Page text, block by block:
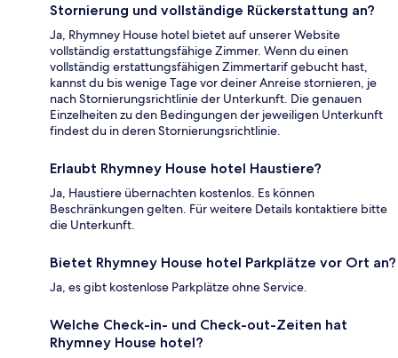
Stornierung und vollständige Rückerstattung an?
Ja, Rhymney House hotel bietet auf unserer Website
vollständig erstattungsfähige Zimmer. Wenn du einen
vollständig erstattungsfähigen Zimmertarif gebucht hast,
kannst du bis wenige Tage vor deiner Anreise stornieren, je
nach Stornierungsrichtlinie der Unterkunft. Die genauen
Einzelheiten zu den Bedingungen der jeweiligen Unterkunft
findest du in deren Stornierungsrichtlinie.
Erlaubt Rhymney House hotel Haustiere?
Ja, Haustiere übernachten kostenlos. Es können
Beschränkungen gelten. Für weitere Details kontaktiere bitte
die Unterkunft.
Bietet Rhymney House hotel Parkplätze vor Ort an?
Ja, es gibt kostenlose Parkplätze ohne Service.
Welche Check-in- und Check-out-Zeiten hat
Rhymney House hotel?